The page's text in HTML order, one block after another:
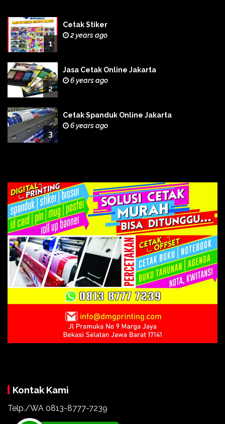
1
Cetak Stiker
2 years ago
2
Jasa Cetak Online Jakarta
6 years ago
3
Cetak Spanduk Online Jakarta
6 years ago
Kontak Kami
Telp./WA 0813-8777-7239